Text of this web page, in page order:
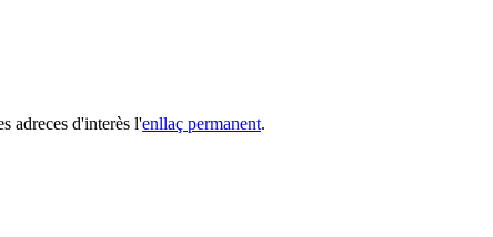
adreces d'interès l'enllaç permanent.